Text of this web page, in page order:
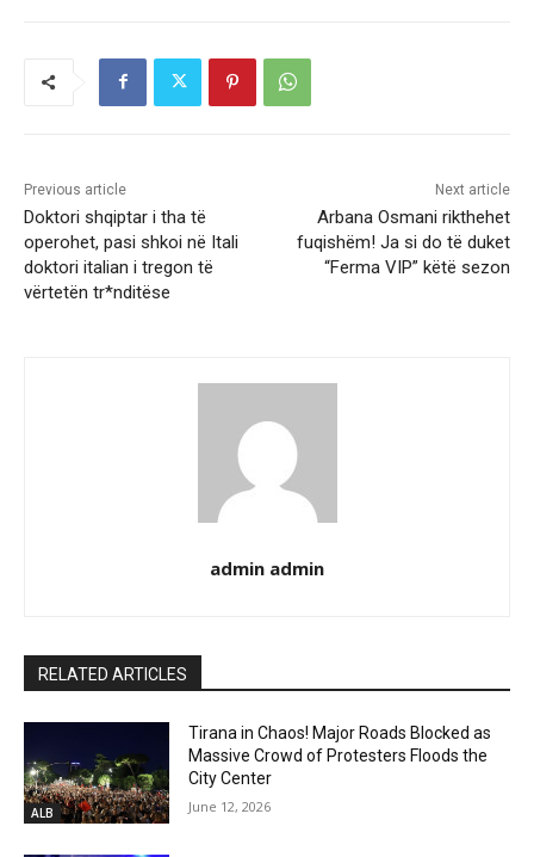
Previous article
Doktori shqiptar i tha të
operohet, pasi shkoi në Itali
doktori italian i tregon të
vërtetën tr*nditëse
Next article
Arbana Osmani rikthehet
fuqishëm! Ja si do të duket
“Ferma VIP” këtë sezon
admin admin
RELATED ARTICLES
ALB
Tirana in Chaos! Major Roads Blocked as
Massive Crowd of Protesters Floods the
City Center
June 12, 2026